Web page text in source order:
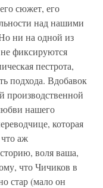
сюжет, его
над нашими
ни на одной из
фиксируются
пестрота,
подхода. Вдобавок
производственной
нашего
которая
аж
воля ваша,
что Чичиков в
стар (мало он